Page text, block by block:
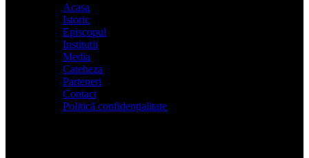
Acasa
Istoric
Episcopul
Institutii
Media
Cateheza
Parteneri
Contact
Politică confidențialitate